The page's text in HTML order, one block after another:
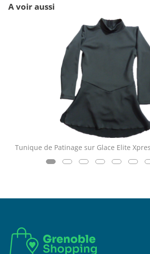
A voir aussi
Tunique de Patinage sur Glace Elite